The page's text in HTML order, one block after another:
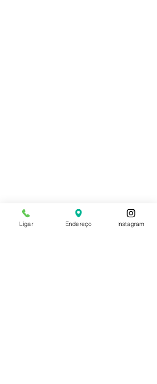
Ligar Endereço Instagram